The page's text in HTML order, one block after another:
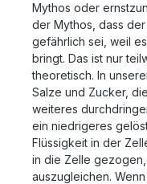
Mythos oder
der Mythos, dass
gefährlich sei, weil
bringt. Das ist nur
theoretisch. In
Salze und Zucker,
weiteres
ein niedrigeres
Flüssigkeit in der
in die Zelle
auszugleichen.